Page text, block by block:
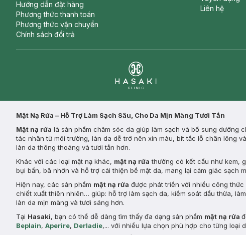
Hướng dẫn đặt hàng
Phương thức thanh toán
Phương thức vận chuyển
Chính sách đổi trả
Liên hệ
Mặt Nạ Rửa – Hỗ Trợ Làm Sạch Sâu, Cho Da Mịn Màng Tươi Tắn
Mặt nạ rửa là sản phẩm chăm sóc da giúp làm sạch và bổ sung dưỡng
tác nhân từ môi trường, làn da dễ trở nên xỉn màu, bít tắc lỗ chân lông
làn da thông thoáng và tươi tắn hơn.
Khác với các loại mặt nạ khác, mặt nạ rửa thường có kết cấu như kem,
bụi bẩn, bã nhờn và hỗ trợ cải thiện bề mặt da, mang lại cảm giác sạch
Hiện nay, các sản phẩm mặt nạ rửa được phát triển với nhiều công thức
chiết xuất thiên nhiên… giúp: hỗ trợ làm sạch da, kiểm soát dầu thừa,
làn da mịn màng và tươi sáng hơn.
Tại Hasaki, bạn có thể dễ dàng tìm thấy đa dạng sản phẩm mặt nạ rửa
Beplain, Aperire, Derladie,... với nhiều lựa chọn phù hợp cho từng loại